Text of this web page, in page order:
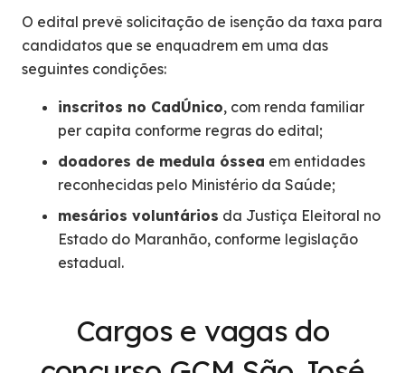
O edital prevê solicitação de isenção da taxa para
candidatos que se enquadrem em uma das
seguintes condições:
inscritos no CadÚnico, com renda familiar
per capita conforme regras do edital;
doadores de medula óssea em entidades
reconhecidas pelo Ministério da Saúde;
mesários voluntários da Justiça Eleitoral no
Estado do Maranhão, conforme legislação
estadual.
Cargos e vagas do